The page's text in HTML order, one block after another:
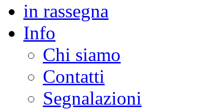
in rassegna
Info
Chi siamo
Contatti
Segnalazioni